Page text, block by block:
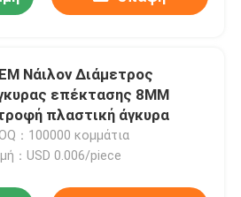
Νάιλον Διάμετρος
επέκτασης 8MM
πλαστική άγκυρα
：100000 κομμάτια
：USD 0.006/piece